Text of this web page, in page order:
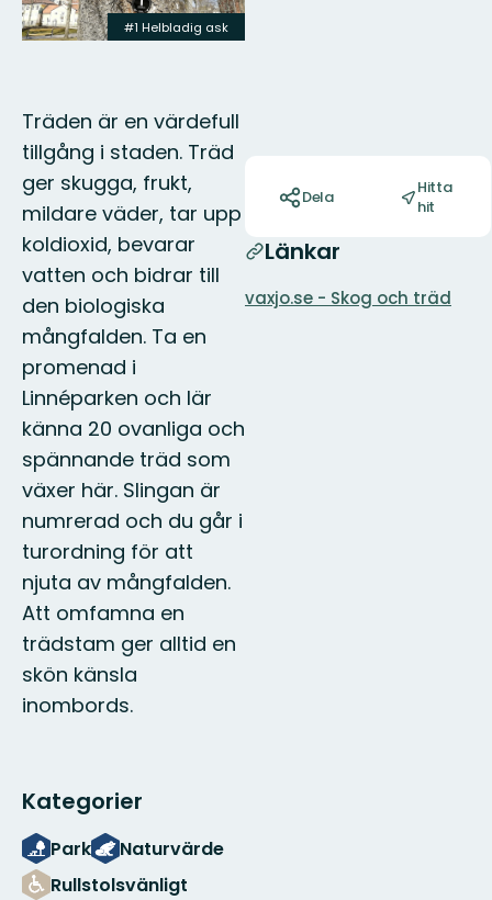
#1 Helbladig ask
Träden är en värdefull
tillgång i staden. Träd
ger skugga, frukt,
mildare väder, tar upp
koldioxid, bevarar
vatten och bidrar till
den biologiska
mångfalden. Ta en
promenad i
Linnéparken och lär
känna 20 ovanliga och
spännande träd som
växer här. Slingan är
numrerad och du går i
turordning för att
njuta av mångfalden.
Att omfamna en
trädstam ger alltid en
skön känsla
inombords.
Kategorier
Park
Naturvärde
Rullstolsvänligt
Dela
Hitta
hit
Länkar
vaxjo.se - Skog och träd